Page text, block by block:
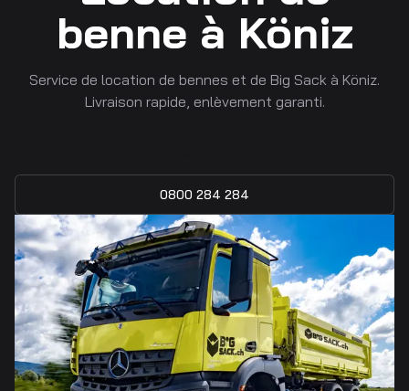
benne à Köniz
Service de location de bennes et de Big Sack à Köniz.
Livraison rapide, enlèvement garanti.
0800 284 284